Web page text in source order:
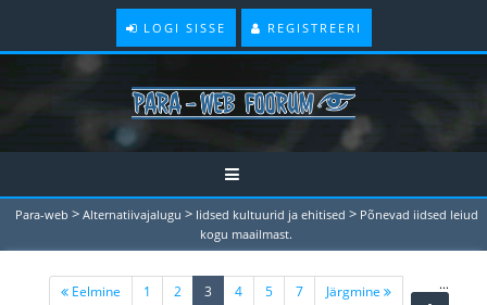
LOGI SISSE REGISTREERI
Para-web > Alternatiivajalugu > Iidsed kultuurid ja ehitised > Põnevad iidsed leiud
kogu maailmast.
Eelmine 1 2 3 (current)
4 5 ...
7 Järgmine